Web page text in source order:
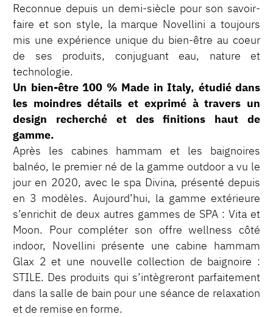
Reconnue depuis un demi-siècle pour son savoir-
faire et son style, la marque Novellini a toujours
mis une expérience unique du bien-être au coeur
de ses produits, conjuguant eau, nature et
technologie.
Un bien-être 100 % Made in Italy, étudié dans
les moindres détails et exprimé à travers un
design recherché et des finitions haut de
gamme.
Après les cabines hammam et les baignoires
balnéo, le premier né de la gamme outdoor a vu le
jour en 2020, avec le spa Divina, présenté depuis
en 3 modèles. Aujourd’hui, la gamme extérieure
s’enrichit de deux autres gammes de SPA : Vita et
Moon. Pour compléter son offre wellness côté
indoor, Novellini présente une cabine hammam
Glax 2 et une nouvelle collection de baignoire :
STILE. Des produits qui s’intègreront parfaitement
dans la salle de bain pour une séance de relaxation
et de remise en forme.